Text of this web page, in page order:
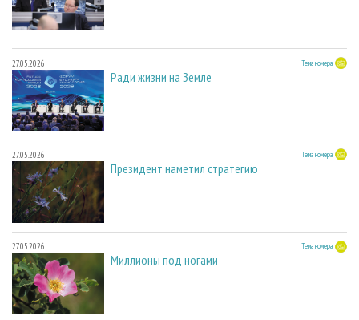
27.05.2026 Тема номера
Ради жизни на Земле
27.05.2026 Тема номера
Президент наметил стратегию
27.05.2026 Тема номера
Миллионы под ногами